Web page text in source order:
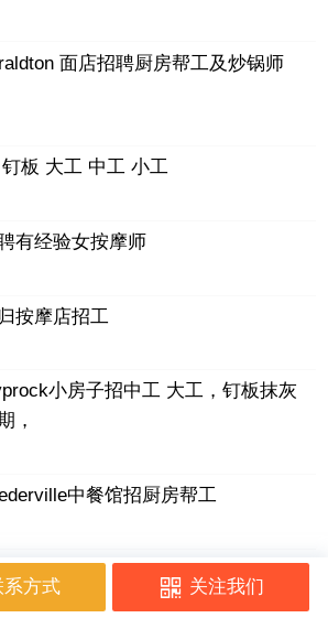
面店招聘厨房帮工及炒锅师
板 大工 中工 小工
有经验女按摩师
按摩店招工
小房子招中工 大工，钉板抹灰
，
中餐馆招厨房帮工
手机店周六兼职